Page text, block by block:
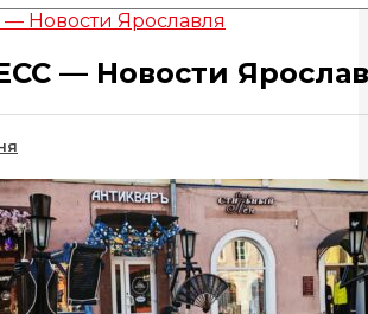
— Новости